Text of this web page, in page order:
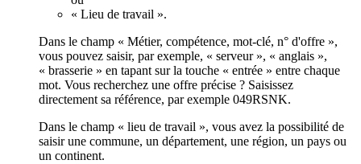
« Lieu de travail ».
Dans le champ « Métier, compétence, mot-clé, n° d'offre »,
vous pouvez saisir, par exemple, « serveur », « anglais »,
« brasserie » en tapant sur la touche « entrée » entre chaque
mot. Vous recherchez une offre précise ? Saisissez
directement sa référence, par exemple 049RSNK.
Dans le champ « lieu de travail », vous avez la possibilité de
saisir une commune, un département, une région, un pays ou
un continent.